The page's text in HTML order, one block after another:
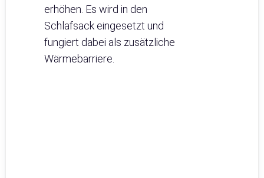
erhöhen. Es wird in den
Schlafsack eingesetzt und
fungiert dabei als zusätzliche
Wärmebarriere.